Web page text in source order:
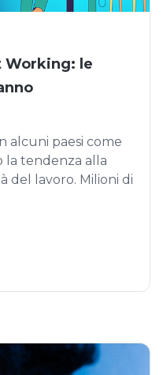
Working: le
alcuni paesi come
la tendenza alla
del lavoro. Milioni di